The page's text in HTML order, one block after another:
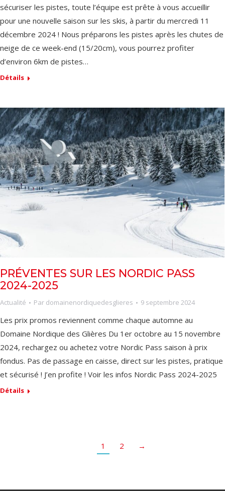
sécuriser les pistes, toute l’équipe est prête à vous accueillir
pour une nouvelle saison sur les skis, à partir du mercredi 11
décembre 2024 ! Nous préparons les pistes après les chutes de
neige de ce week-end (15/20cm), vous pourrez profiter
d’environ 6km de pistes…
Détails
PRÉVENTES SUR LES NORDIC PASS
2024-2025
Actualité Par domainenordiquedesglieres 9 septembre 2024
Les prix promos reviennent comme chaque automne au
Domaine Nordique des Glières Du 1er octobre au 15 novembre
2024, rechargez ou achetez votre Nordic Pass saison à prix
fondus. Pas de passage en caisse, direct sur les pistes, pratique
et sécurisé ! J’en profite ! Voir les infos Nordic Pass 2024-2025
Détails
1 2 →